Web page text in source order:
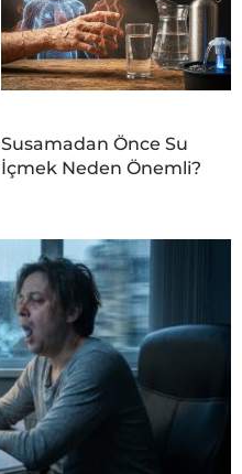
Susamadan Önce Su
İçmek Neden Önemli?